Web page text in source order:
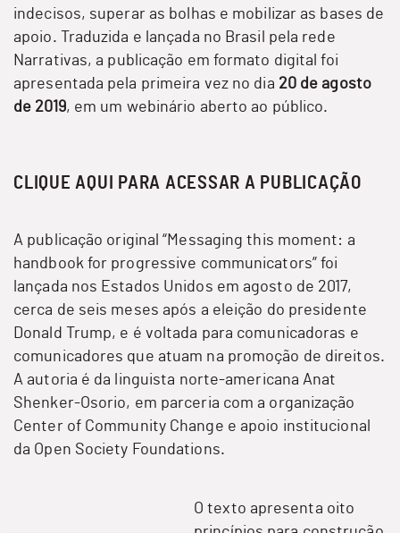
indecisos, superar as bolhas e mobilizar as bases de
apoio. Traduzida e lançada no Brasil pela rede
Narrativas, a publicação em formato digital foi
apresentada pela primeira vez no dia 20 de agosto
de 2019, em um webinário aberto ao público.
CLIQUE AQUI PARA ACESSAR A PUBLICAÇÃO
A publicação original “Messaging this moment: a
handbook for progressive communicators” foi
lançada nos Estados Unidos em agosto de 2017,
cerca de seis meses após a eleição do presidente
Donald Trump, e é voltada para comunicadoras e
comunicadores que atuam na promoção de direitos.
A autoria é da linguista norte-americana Anat
Shenker-Osorio, em parceria com a organização
Center of Community Change e apoio institucional
da Open Society Foundations.
O texto apresenta oito